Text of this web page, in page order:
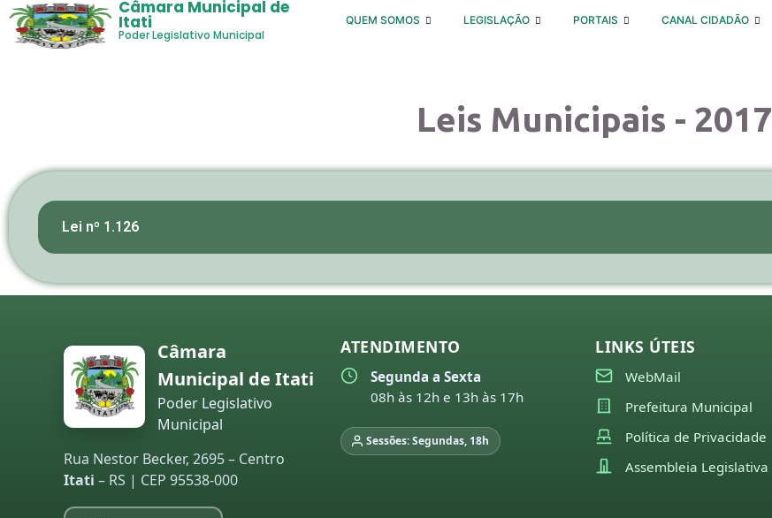
Câmara Municipal de
Itati
Poder Legislativo Municipal
QUEM SOMOS LEGISLAÇÃO PORTAIS CANAL CIDADÃO
Leis Municipais - 2017
Lei nº 1.126
Câmara
Municipal de Itati
Poder Legislativo
Municipal
Rua Nestor Becker, 2695 – Centro
Itati – RS | CEP 95538-000
ATENDIMENTO
Segunda a Sexta
08h às 12h e 13h às 17h
Sessões: Segundas, 18h
LINKS ÚTEIS
WebMail
Prefeitura Municipal
Política de Privacidade
Assembleia Legislativa